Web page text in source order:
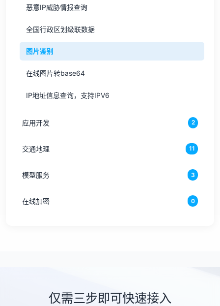
恶意IP威胁情报查询
全国行政区划级联数据
图片鉴别
在线图片转base64
IP地址信息查询，支持IPV6
应用开发 2
交通地理 11
模型服务 3
在线加密 0
仅需三步即可快速接入